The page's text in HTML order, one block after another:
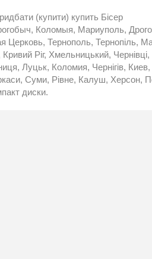
(купити) купить Бісер
Коломыя, Мариуполь,
Тернополь, Тернопіль,
Ріг, Хмельницький, Чернівці,
Луцьк, Коломия, Чернігів,
Суми, Рівне, Калуш, Херсон,
диски.